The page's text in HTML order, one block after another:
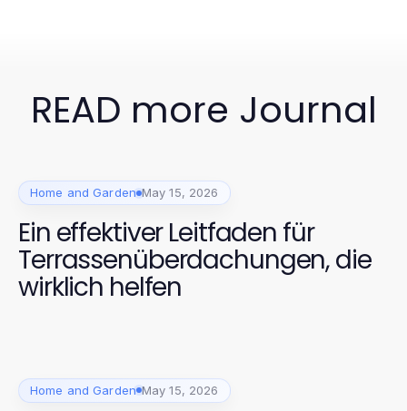
READ more Journal
Home and Garden May 15, 2026
Ein effektiver Leitfaden für
Terrassenüberdachungen, die
wirklich helfen
Home and Garden May 15, 2026